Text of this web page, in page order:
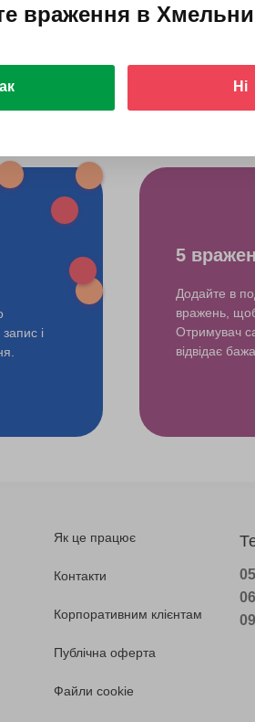
дорослих у Хмельницькому
і
5
Додайте в
вражень,
Отримувач
відвідає
Як це працює
Контакти
Корпоративним клієнтам
Публічна оферта
Файли cookie
враження в
Ні